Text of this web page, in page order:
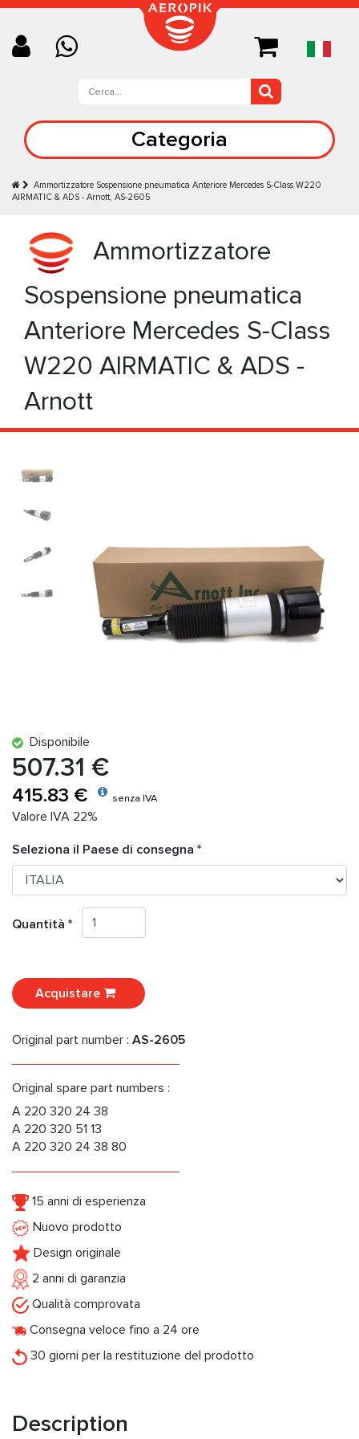
Categoria
Ammortizzatore Sospensione pneumatica Anteriore Mercedes S-Class W220
AIRMATIC & ADS - Arnott, AS-2605
Ammortizzatore
Sospensione pneumatica
Anteriore Mercedes S-Class
W220 AIRMATIC & ADS -
Arnott
Disponibile
507.31 €
415.83 € senza IVA
Valore IVA 22%
Seleziona il Paese di consegna *
Quantità *
Acquistare
Original part number : AS-2605
Original spare part numbers :
A 220 320 24 38
A 220 320 51 13
A 220 320 24 38 80
15 anni di esperienza
Nuovo prodotto
Design originale
2 anni di garanzia
Qualità comprovata
Consegna veloce fino a 24 ore
30 giorni per la restituzione del prodotto
Description